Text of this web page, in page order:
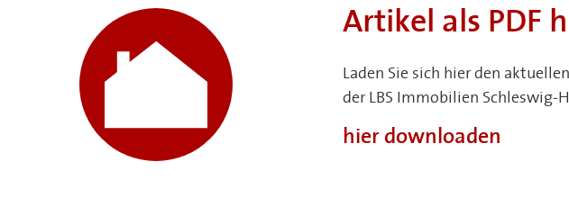
Artikel als PDF
Laden Sie sich hier den
der LBS Immobilien Schleswig-
hier downloaden